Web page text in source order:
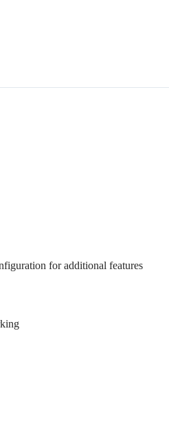
for additional features